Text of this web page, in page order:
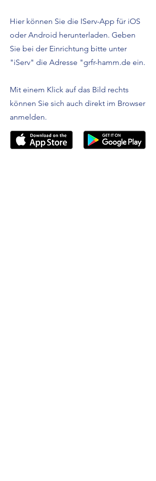
Hier können Sie die IServ-App für iOS
oder Android herunterladen. Geben
Sie bei der Einrichtung bitte unter
"iServ" die Adresse "grfr-hamm.de ein.
Mit einem Klick auf das Bild rechts
können Sie sich auch direkt im Browser
anmelden.